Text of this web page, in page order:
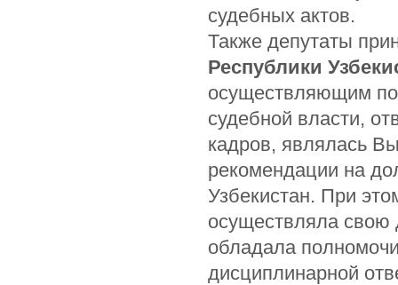
судебных актов.
Также депутаты
Республики
осуществляющим
судебной влас­ти,
кадров, являлась
рекомендации на
Узбекистан. При
осуществляла свою
обладала
дисциплинарной